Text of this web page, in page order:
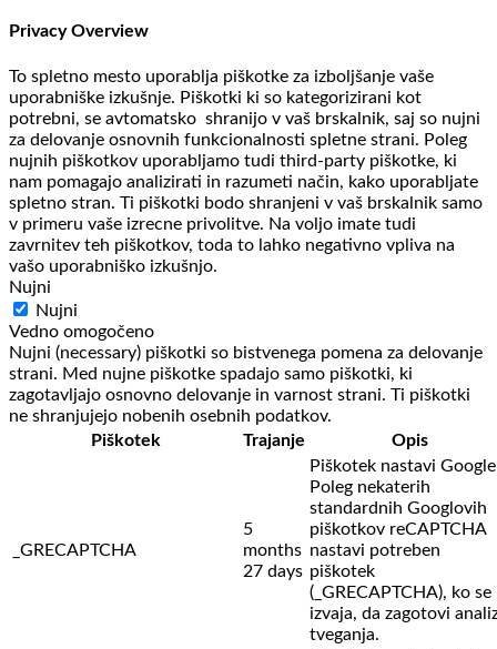
Privacy Overview
To spletno mesto uporablja piškotke za izboljšanje vaše
uporabniške izkušnje. Piškotki ki so kategorizirani kot
potrebni, se avtomatsko shranijo v vaš brskalnik, saj so nujni
za delovanje osnovnih funkcionalnosti spletne strani. Poleg
nujnih piškotkov uporabljamo tudi third-party piškotke, ki
nam pomagajo analizirati in razumeti način, kako uporabljate
spletno stran. Ti piškotki bodo shranjeni v vaš brskalnik samo
v primeru vaše izrecne privolitve. Na voljo imate tudi
zavrnitev teh piškotkov, toda to lahko negativno vpliva na
vašo uporabniško izkušnjo.
Nujni
Nujni
Vedno omogočeno
Nujni (necessary) piškotki so bistvenega pomena za delovanje
strani. Med nujne piškotke spadajo samo piškotki, ki
zagotavljajo osnovno delovanje in varnost strani. Ti piškotki
ne shranjujejo nobenih osebnih podatkov.
Piškotek
Trajanje Opis
_GRECAPTCHA
5
months
27 days
Piškotek nastavi
Poleg nekaterih
standardnih Googlovih
piškotkov reCAPTCHA
nastavi potreben
piškotek
(_GRECAPTCHA), ko se
izvaja, da zagotovi
tveganja.